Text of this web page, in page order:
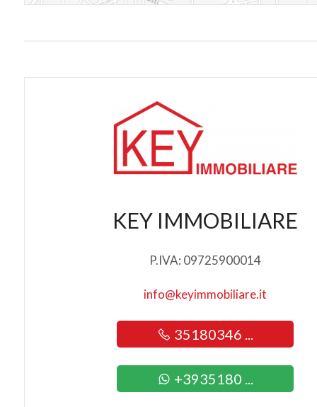
KEY IMMOBILIARE
P.IVA: 09725900014
info@keyimmobiliare.it
35180346 ...
+3935180 ...